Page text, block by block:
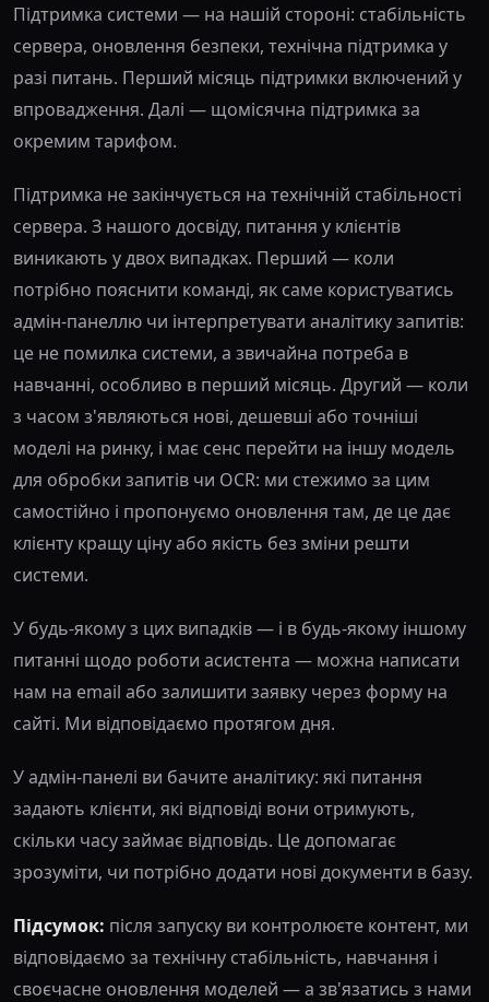
Підтримка системи — на нашій стороні: стабільність
сервера, оновлення безпеки, технічна підтримка у
разі питань. Перший місяць підтримки включений у
впровадження. Далі — щомісячна підтримка за
окремим тарифом.
Підтримка не закінчується на технічній стабільності
сервера. З нашого досвіду, питання у клієнтів
виникають у двох випадках. Перший — коли
потрібно пояснити команді, як саме користуватись
адмін-панеллю чи інтерпретувати аналітику запитів:
це не помилка системи, а звичайна потреба в
навчанні, особливо в перший місяць. Другий — коли
з часом з'являються нові, дешевші або точніші
моделі на ринку, і має сенс перейти на іншу модель
для обробки запитів чи OCR: ми стежимо за цим
самостійно і пропонуємо оновлення там, де це дає
клієнту кращу ціну або якість без зміни решти
системи.
У будь-якому з цих випадків — і в будь-якому іншому
питанні щодо роботи асистента — можна написати
нам на email або залишити заявку через форму на
сайті. Ми відповідаємо протягом дня.
У адмін-панелі ви бачите аналітику: які питання
задають клієнти, які відповіді вони отримують,
скільки часу займає відповідь. Це допомагає
зрозуміти, чи потрібно додати нові документи в базу.
Підсумок: після запуску ви контролюєте контент, ми
відповідаємо за технічну стабільність, навчання і
своєчасне оновлення моделей — а зв'язатись з нами